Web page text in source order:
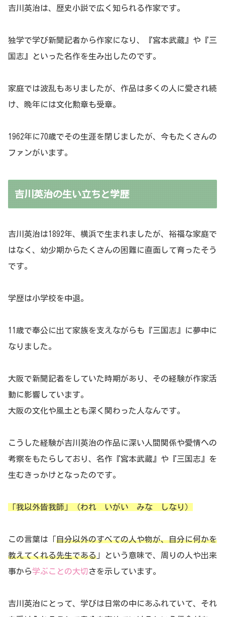
吉川英治は、歴史小説で広く知られる作家です。
独学で学び新聞記者から作家になり、『宮本武蔵』や『三
国志』といった名作を生み出したのです。
家庭では波乱もありましたが、作品は多くの人に愛され続
け、晩年には文化勲章も受章。
1962年に70歳でその生涯を閉じましたが、今もたくさんの
ファンがいます。
吉川英治の生い立ちと学歴
吉川英治は1892年、横浜で生まれましたが、裕福な家庭で
はなく、幼少期からたくさんの困難に直面して育ったそう
です。
学歴は小学校を中退。
11歳で奉公に出て家族を支えながらも『三国志』に夢中に
なりました。
大阪で新聞記者をしていた時期があり、その経験が作家活
動に影響しています。
大阪の文化や風土とも深く関わった人なんです。
こうした経験が吉川英治の作品に深い人間関係や愛情への
考察をもたらしており、名作『宮本武蔵』や『三国志』を
生むきっかけとなったのです。
「我以外皆我師」（われ いがい みな しなり）
この言葉は「自分以外のすべての人や物が、自分に何かを
教えてくれる先生である 」という意味で、周りの人や出来
事から学ぶことの大切さを示しています。
吉川英治にとって、学びは日常の中にあふれていて、それ